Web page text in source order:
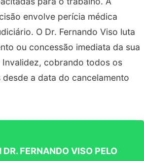
envolve perícia médica
O Dr. Fernando Viso luta
ou concessão imediata da sua
cobrando todos os
a data do cancelamento
FERNANDO VISO PELO